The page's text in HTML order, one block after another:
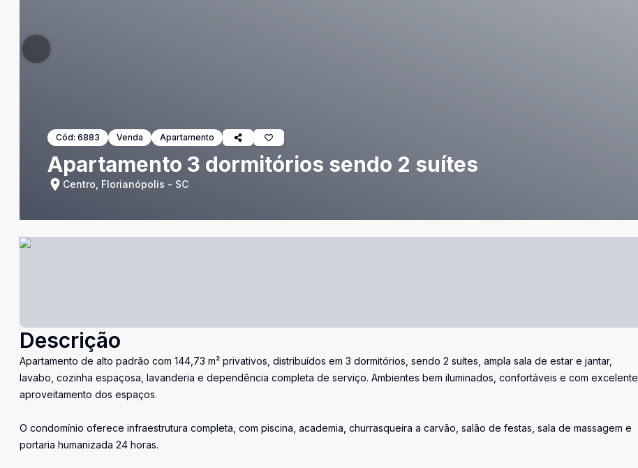
Cód: 6883 Venda Apartamento
Apartamento 3 dormitórios sendo 2 suítes
Centro, Florianópolis - SC
Descrição
Apartamento de alto padrão com 144,73 m² privativos, distribuídos em 3 dormitórios, sendo 2 suítes, ampla sala de estar e jantar,
lavabo, cozinha espaçosa, lavanderia e dependência completa de serviço. Ambientes bem iluminados, confortáveis e com excelente
aproveitamento dos espaços.
O condomínio oferece infraestrutura completa, com piscina, academia, churrasqueira a carvão, salão de festas, sala de massagem e
portaria humanizada 24 horas.